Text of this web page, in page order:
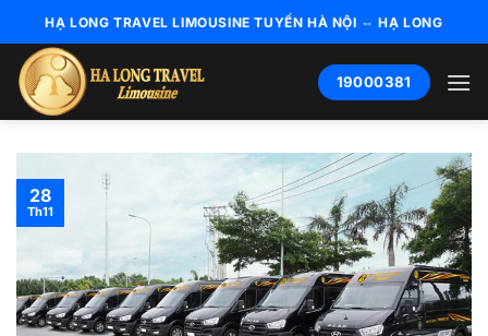
qua
nội
dung
HẠ LONG TRAVEL LIMOUSINE TUYẾN HÀ NỘI ⇔ HẠ LONG
19000381
28
Th11